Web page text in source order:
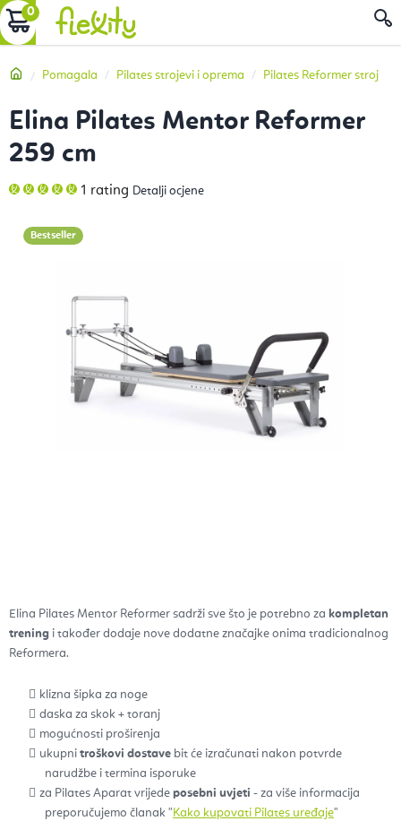
Preskoči
na
KOŠARICA
Početna
Pomagala Pilates strojevi i oprema Pilates Reformer stroj
Elina Pilates Mentor Reformer sadrži sve što je potrebno za kompletan
trening i također dodaje nove dodatne značajke onima tradicionalnog
Reformera.
klizna šipka za noge
daska za skok + toranj
mogućnosti proširenja
ukupni troškovi dostave bit će izračunati nakon potvrde
narudžbe i termina isporuke
za Pilates Aparat vrijede posebni uvjeti - za više informacija
preporučujemo članak " Kako kupovati Pilates uređaje"
Elina Pilates Mentor Reformer
259 cm
Prosječna
ocjena
5,0
od
1 rating Detalji ocjene
Bestseller